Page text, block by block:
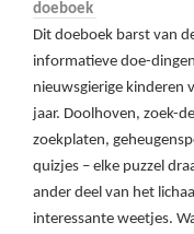
doeboek
Dit doeboek barst van
informatieve doe-
nieuwsgierige kinderen
jaar. Doolhoven, zoek-
zoekplaten,
quizjes – elke puzzel
ander deel van het
interessante weetjes.